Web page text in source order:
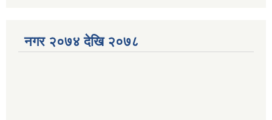
नगर २०७४ देखि २०७८